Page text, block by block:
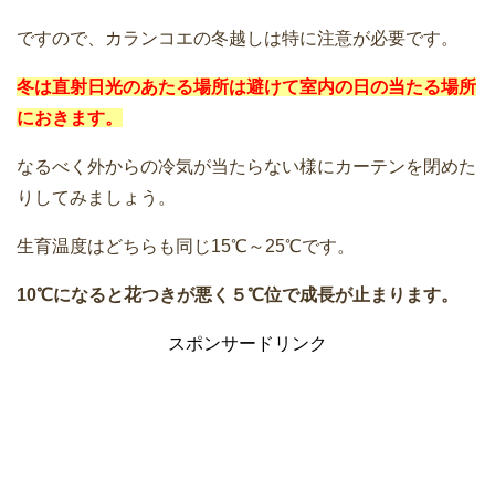
ですので、カランコエの冬越しは特に注意が必要です。
冬は直射日光のあたる場所は避けて室内の日の当たる場所
におきます。
なるべく外からの冷気が当たらない様にカーテンを閉めた
りしてみましょう。
生育温度はどちらも同じ15℃～25℃です。
10℃になると花つきが悪く５℃位で成長が止まります。
スポンサードリンク